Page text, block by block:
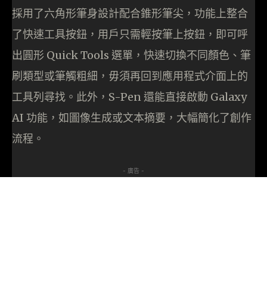
採用了六角形筆身設計配合錐形筆尖，功能上整合
了快速工具按鈕，用戶只需輕按筆上按鈕，即可呼
出圓形 Quick Tools 選單，快速切換不同顏色、筆
刷類型或筆觸粗細，毋須再回到應用程式介面上的
工具列尋找。此外，S-Pen 還能直接啟動 Galaxy
AI 功能，如圖像生成或文本摘要，大幅簡化了創作
流程。
- 廣告 -